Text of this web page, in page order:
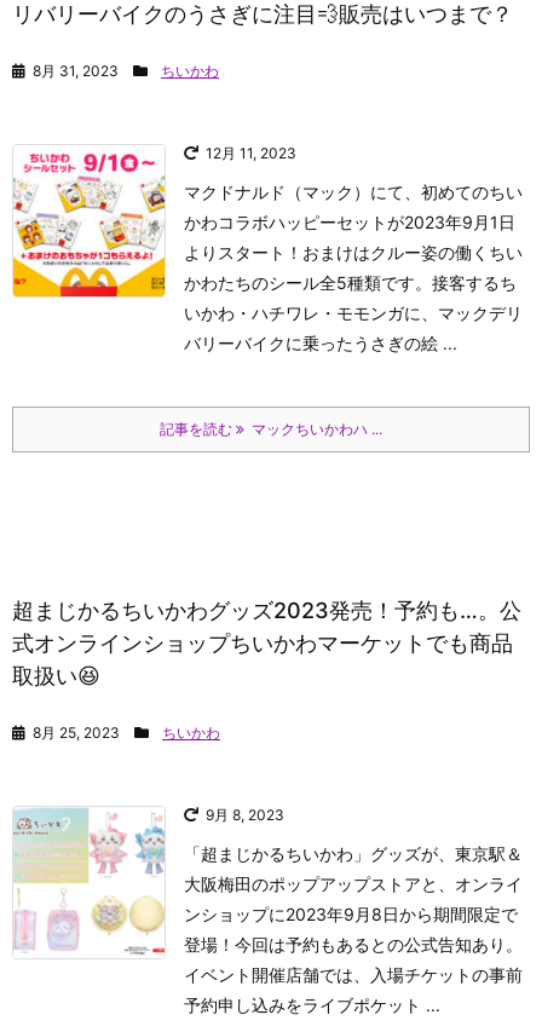
リバリーバイクのうさぎに注目💨販売はいつまで？
8月 31, 2023 ちいかわ
12月 11, 2023
マクドナルド（マック）にて、初めてのちい
かわコラボハッピーセットが2023年9月1日
よりスタート！おまけはクルー姿の働くちい
かわたちのシール全5種類です。接客するち
いかわ・ハチワレ・モモンガに、マックデリ
バリーバイクに乗ったうさぎの絵 ...
記事を読む マックちいかわハ ...
超まじかるちいかわグッズ2023発売！予約も…。公
式オンラインショップちいかわマーケットでも商品
取扱い😆
8月 25, 2023 ちいかわ
9月 8, 2023
「超まじかるちいかわ」グッズが、東京駅＆
大阪梅田のポップアップストアと、オンライ
ンショップに2023年9月8日から期間限定で
登場！今回は予約もあるとの公式告知あり。
イベント開催店舗では、入場チケットの事前
予約申し込みをライブポケット ...